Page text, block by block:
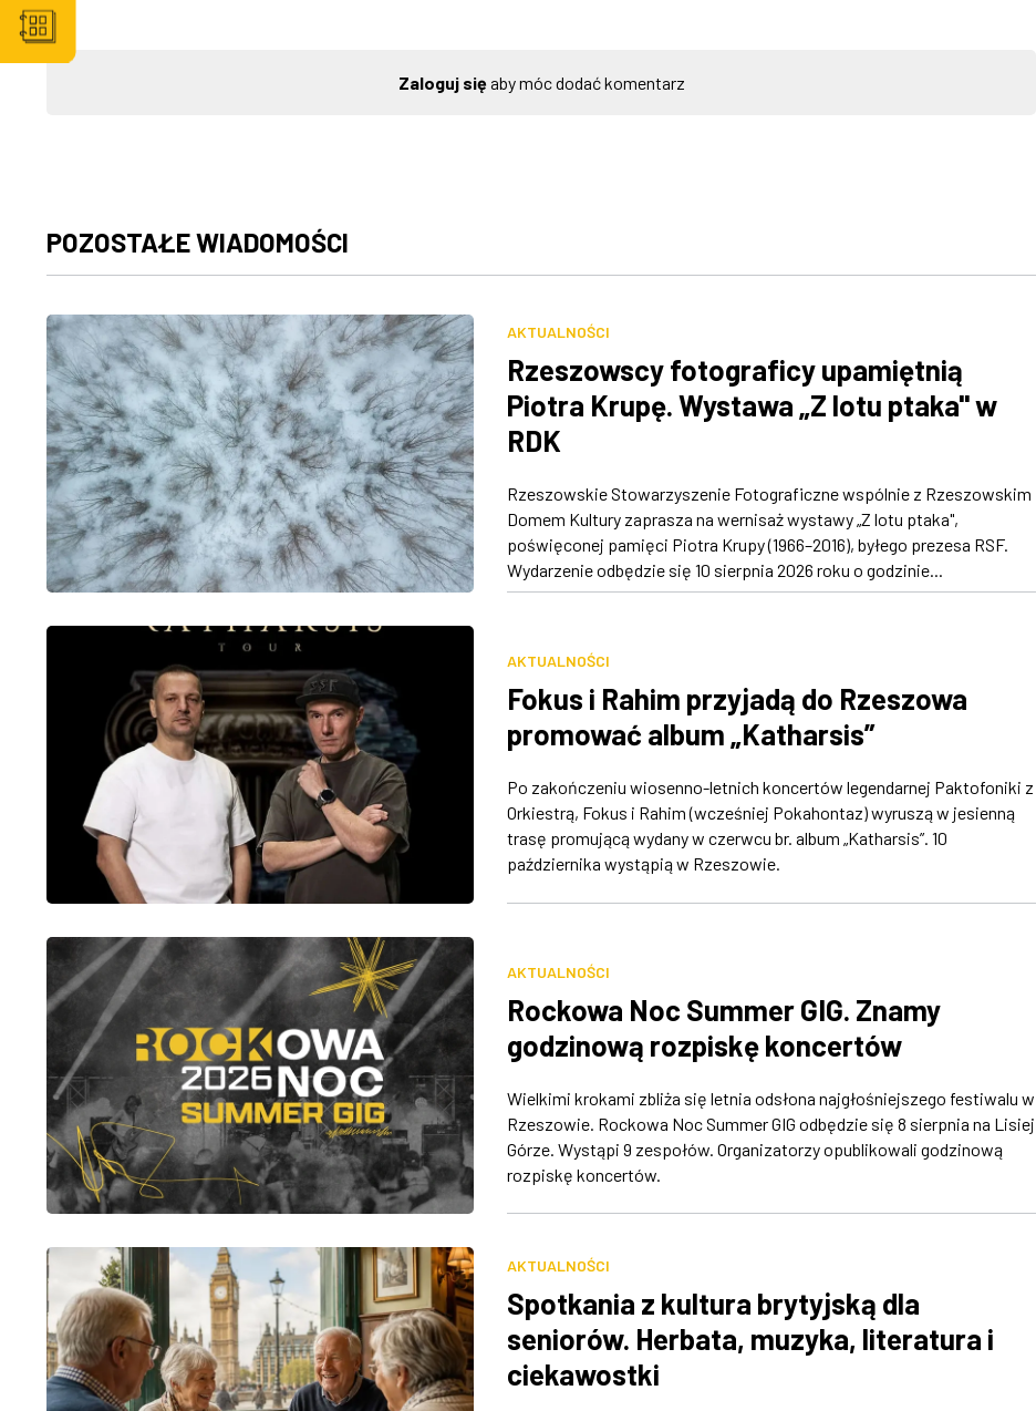
Zaloguj sięaby móc dodać komentarz
POZOSTAŁE WIADOMOŚCI
AKTUALNOŚCI
Rzeszowscy fotograficy upamiętnią
Piotra Krupę. Wystawa „Z lotu ptaka" w
RDK
Rzeszowskie Stowarzyszenie Fotograficzne wspólnie z Rzeszowskim
Domem Kultury zaprasza na wernisaż wystawy „Z lotu ptaka",
poświęconej pamięci Piotra Krupy (1966–2016), byłego prezesa RSF.
Wydarzenie odbędzie się 10 sierpnia 2026 roku o godzinie...
AKTUALNOŚCI
Fokus i Rahim przyjadą do Rzeszowa
promować album „Katharsis”
Po zakończeniu wiosenno-letnich koncertów legendarnej Paktofoniki z
Orkiestrą, Fokus i Rahim (wcześniej Pokahontaz) wyruszą w jesienną
trasę promującą wydany w czerwcu br. album „Katharsis”. 10
października wystąpią w Rzeszowie.
AKTUALNOŚCI
Rockowa Noc Summer GIG. Znamy
godzinową rozpiskę koncertów
Wielkimi krokami zbliża się letnia odsłona najgłośniejszego festiwalu w
Rzeszowie. Rockowa Noc Summer GIG odbędzie się 8 sierpnia na Lisiej
Górze. Wystąpi 9 zespołów. Organizatorzy opublikowali godzinową
rozpiskę koncertów.
AKTUALNOŚCI
Spotkania z kultura brytyjską dla
seniorów. Herbata, muzyka, literatura i
ciekawostki